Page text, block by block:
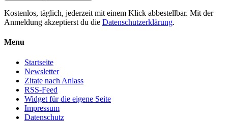
Kostenlos, täglich, jederzeit mit einem Klick abbestellbar. Mit der
Anmeldung akzeptierst du die Datenschutzerklärung.
Menu
Startseite
Newsletter
Zitate nach Anlass
RSS-Feed
Widget für die eigene Seite
Impressum
Datenschutz